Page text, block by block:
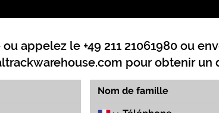
appelez le +49 211 21061980 ou
pour obtenir un